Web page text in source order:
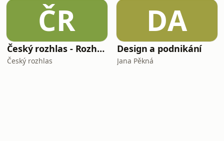
ČR
Český rozhlas - Rozhovory
Český rozhlas
DA
Design a podnikání
Jana Pěkná